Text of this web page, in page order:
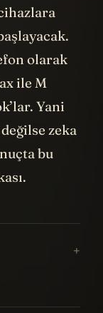
olarak
ile M
Yani
zeka
bu